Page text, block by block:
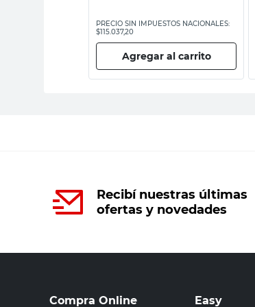
PRECIO SIN IMPUESTOS NACIONALES:
$115.037,20
Agregar al carrito
Recibí nuestras últimas
ofertas y novedades
Compra Online Easy